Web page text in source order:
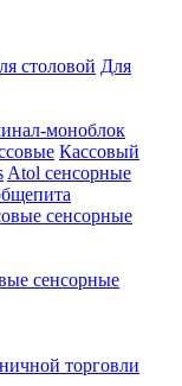
столовой Для
моноблок
Кассовый
Atol сенсорные
сенсорные
сенсорные
торговли